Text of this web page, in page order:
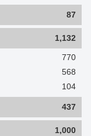
87
1,132
770
568
104
437
1,000